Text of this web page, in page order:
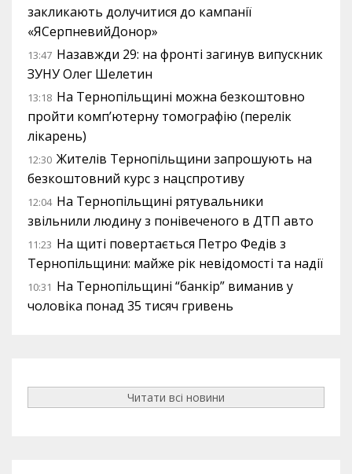
закликають долучитися до кампанії
«ЯСерпневийДонор»
13:47 Назавжди 29: на фронті загинув випускник
ЗУНУ Олег Шелетин
13:18 На Тернопільщині можна безкоштовно
пройти комп’ютерну томографію (перелік
лікарень)
12:30 Жителів Тернопільщини запрошують на
безкоштовний курс з нацспротиву
12:04 На Тернопільщині рятувальники
звільнили людину з понівеченого в ДТП авто
11:23 На щиті повертається Петро Федів з
Тернопільщини: майже рік невідомості та надії
10:31 На Тернопільщині “банкір” виманив у
чоловіка понад 35 тисяч гривень
Читати всі новини